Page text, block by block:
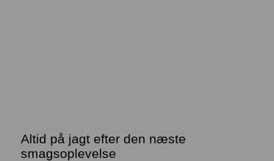
Altid på jagt efter den næste
smagsoplevelse